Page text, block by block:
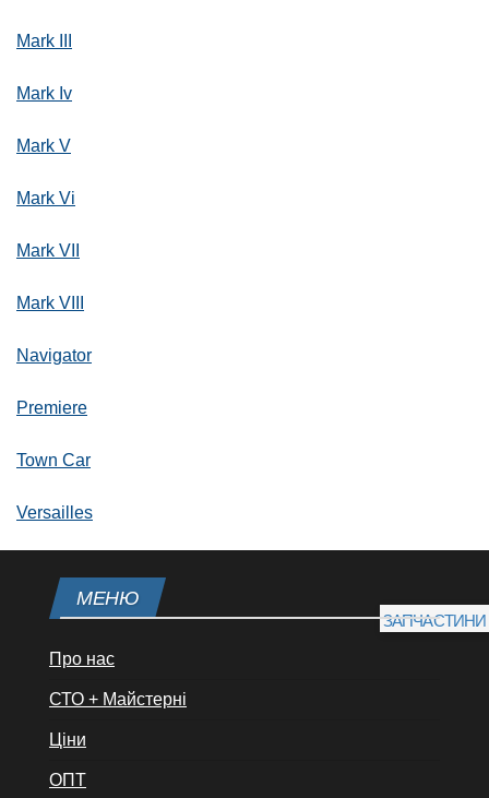
Mark III
Mark Iv
Mark V
Mark Vi
Mark VII
Mark VIII
Navigator
Premiere
Town Car
Versailles
МЕНЮ
Про нас
СТО + Майстерні
Ціни
ОПТ
ЗАПЧАСТИНИ